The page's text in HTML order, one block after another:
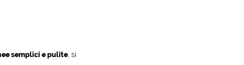
semplici e pulite, si